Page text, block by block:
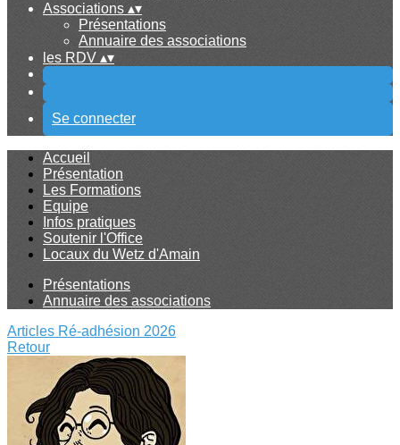
Associations ▴▾
Présentations
Annuaire des associations
les RDV ▴▾
Se connecter
Accueil
Présentation
Les Formations
Equipe
Infos pratiques
Soutenir l'Office
Locaux du Wetz d'Amain
Présentations
Annuaire des associations
Articles Ré-adhésion 2026
Retour